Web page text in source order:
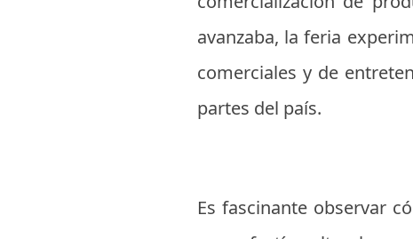
avanzaba, la feria
comerciales y de
partes del país.
Es fascinante observar